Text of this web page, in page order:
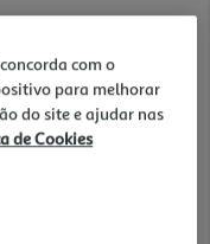
com o
para melhorar
do site e ajudar nas
de Cookies